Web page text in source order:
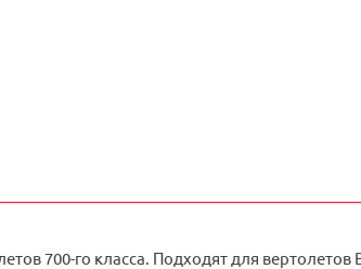
700-го класса. Подходят для вертолетов